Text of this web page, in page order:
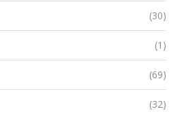
(30)
(1)
(69)
(32)